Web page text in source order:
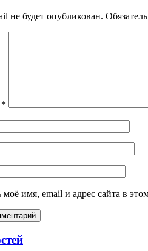
не будет опубликован.
*
моё имя, email и адрес сайта в